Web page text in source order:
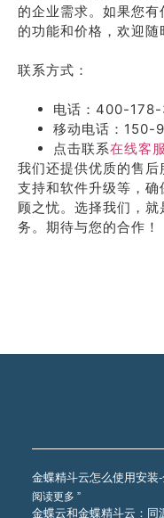
的企业需求。如果您
的功能和价格，欢迎随
联系方式：
电话：400-
移动电话：150-
点击联系在线客服
我们还提供优质的售
支持和软件升级等，
顾之忧。选择我们，
务。期待与您的合作！
金蝶精斗云怎么使用安装
阅读更多 ”
金蝶云和金蝶精斗云：同